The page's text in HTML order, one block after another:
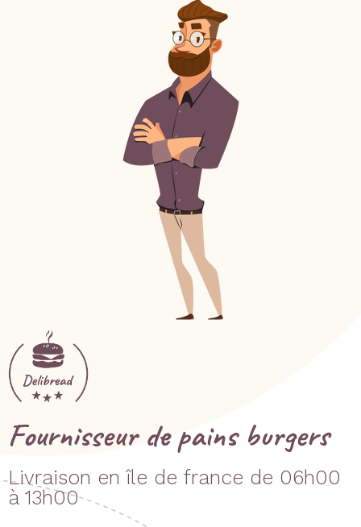
Fournisseur de pains burgers
Livraison en île de france de 06h00
à 13h00